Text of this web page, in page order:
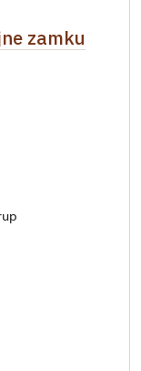
zamku